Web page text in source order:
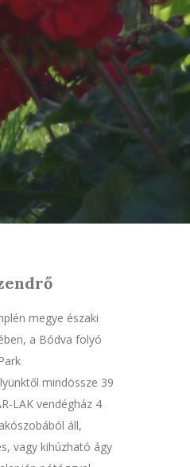
megye északi
a Bódva folyó
mindössze 39
LAK vendégház 4
áll,
vagy kihúzható ágy